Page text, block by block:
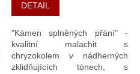
Kongo
DETAIL
"Kámen splněných přání" -
kvalitní malachit s
chryzokolem v nádherných
zklidňujících tónech, s